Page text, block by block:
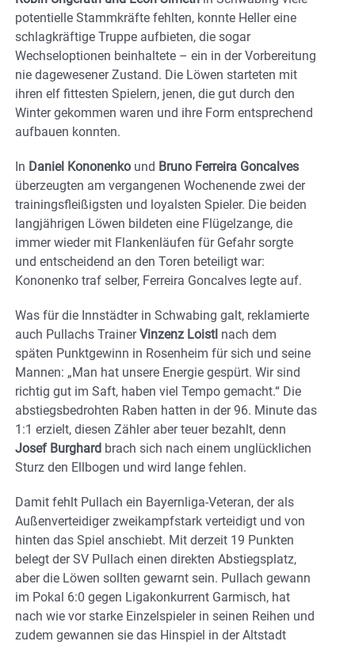
potentielle Stammkräfte fehlten, konnte Heller eine
schlagkräftige Truppe aufbieten, die sogar
Wechseloptionen beinhaltete – ein in der Vorbereitung
nie dagewesener Zustand. Die Löwen starteten mit
ihren elf fittesten Spielern, jenen, die gut durch den
Winter gekommen waren und ihre Form entsprechend
aufbauen konnten.
In Daniel Kononenko und Bruno Ferreira Goncalves
überzeugten am vergangenen Wochenende zwei der
trainingsfleißigsten und loyalsten Spieler. Die beiden
langjährigen Löwen bildeten eine Flügelzange, die
immer wieder mit Flankenläufen für Gefahr sorgte
und entscheidend an den Toren beteiligt war:
Kononenko traf selber, Ferreira Goncalves legte auf.
Was für die Innstädter in Schwabing galt, reklamierte
auch Pullachs TrainerVinzenz Loistl nach dem
späten Punktgewinn in Rosenheim für sich und seine
Mannen: „Man hat unsere Energie gespürt. Wir sind
richtig gut im Saft, haben viel Tempo gemacht.“ Die
abstiegsbedrohten Raben hatten in der 96. Minute das
1:1 erzielt, diesen Zähler aber teuer bezahlt, denn
Josef Burghard brach sich nach einem unglücklichen
Sturz den Ellbogen und wird lange fehlen.
Damit fehlt Pullach ein Bayernliga-Veteran, der als
Außenverteidiger zweikampfstark verteidigt und von
hinten das Spiel anschiebt. Mit derzeit 19 Punkten
belegt der SV Pullach einen direkten Abstiegsplatz,
aber die Löwen sollten gewarnt sein. Pullach gewann
im Pokal 6:0 gegen Ligakonkurrent Garmisch, hat
nach wie vor starke Einzelspieler in seinen Reihen und
zudem gewannen sie das Hinspiel in der Altstadt